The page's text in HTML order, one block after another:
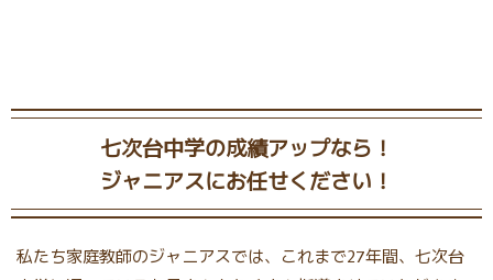
七次台中学の成績アップなら！
ジャニアスにお任せください！
私たち家庭教師のジャニアスでは、これまで27年間、七次台